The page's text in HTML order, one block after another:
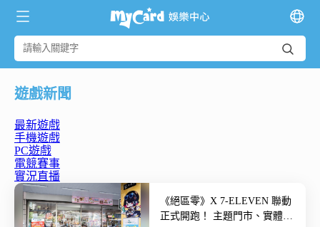
遊戲新聞
最新遊戲
手機遊戲
PC遊戲
電競賽事
實況直播
《絕區零》X 7-ELEVEN 聯動
正式開跑！ 主題門市、實體周